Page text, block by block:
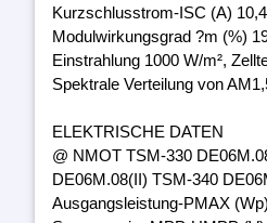
Kurzschlusstrom-ISC (A)
Modulwirkungsgrad ?m (%)
Einstrahlung 1000 W/m²,
Spektrale Verteilung von
ELEKTRISCHE DATEN
@ NMOT TSM-330
DE06M.08(II) TSM-340
Ausgangsleistung-PMAX